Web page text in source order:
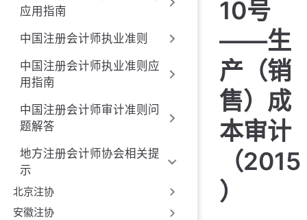
应用指南
中国注册会计师执业准则
中国注册会计师执业准则应
用指南
中国注册会计师审计准则问
题解答
地方注册会计师协会相关提
示
北京注协
安徽注协
10号
——生
产（销
售）成
本审计
（2015
）